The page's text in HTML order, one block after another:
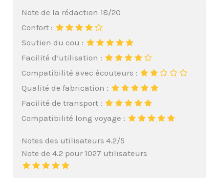
Note de la rédaction 18/20
Confort :
Soutien du cou :
Facilité d’utilisation :
Compatibilité avec écouteurs :
Qualité de fabrication :
Facilité de transport :
Compatibilité long voyage :
Notes des utilisateurs 4.2/5
Note de 4.2 pour 1027 utilisateurs